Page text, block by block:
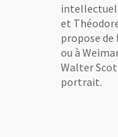
et
propose de
ou à
Walter
portrait.